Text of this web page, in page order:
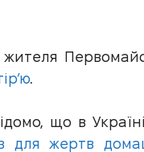
.
що в
для жертв